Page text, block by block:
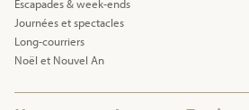
Escapades & week-ends
Journées et spectacles
Long-courriers
Noël et Nouvel An